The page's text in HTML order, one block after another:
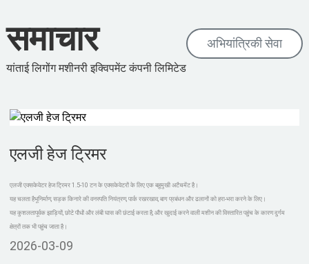
समाचार अभियांत्रिकी सेवा
यांताई लिगोंग मशीनरी इक्विपमेंट कंपनी लिमिटेड
एलजी हेज ट्रिमर
एलजी एक्सकेवेटर हेज ट्रिमर 1.5-10 टन के एक्सकेवेटरों के लिए एक बहुमुखी अटैचमेंट है।
यह चलता हैभूनिर्माण, सड़क किनारे की वनस्पति नियंत्रण, पार्क रखरखाव, बाग प्रबंधन और ढलानों को हरा-भरा करने के लिए।
यह कुशलतापूर्वक झाड़ियों, छोटे पौधों और लंबी घास की छंटाई करता है, और खुदाई करने वाली मशीन की विस्तारित पहुंच के कारण दुर्गम
क्षेत्रों तक भी पहुंच जाता है।
2026-03-09